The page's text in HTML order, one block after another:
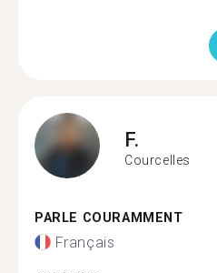
F.
Courcelles
PARLE COURAMMENT
Français